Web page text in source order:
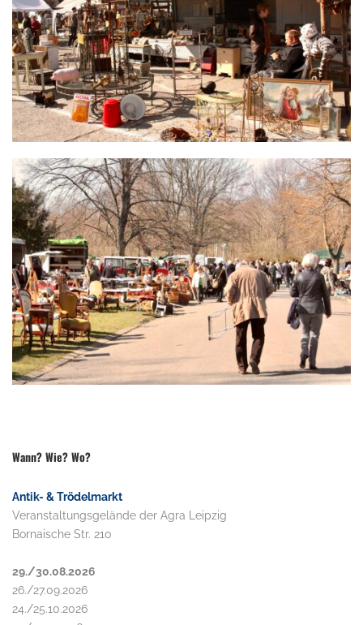
Wann? Wie? Wo?
Antik- & Trödelmarkt
Veranstaltungsgelände der Agra Leipzig
Bornaische Str. 210
29./30.08.2026
26./27.09.2026
24./25.10.2026